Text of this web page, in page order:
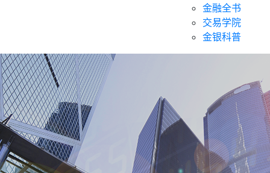
金融全书
交易学院
金银科普